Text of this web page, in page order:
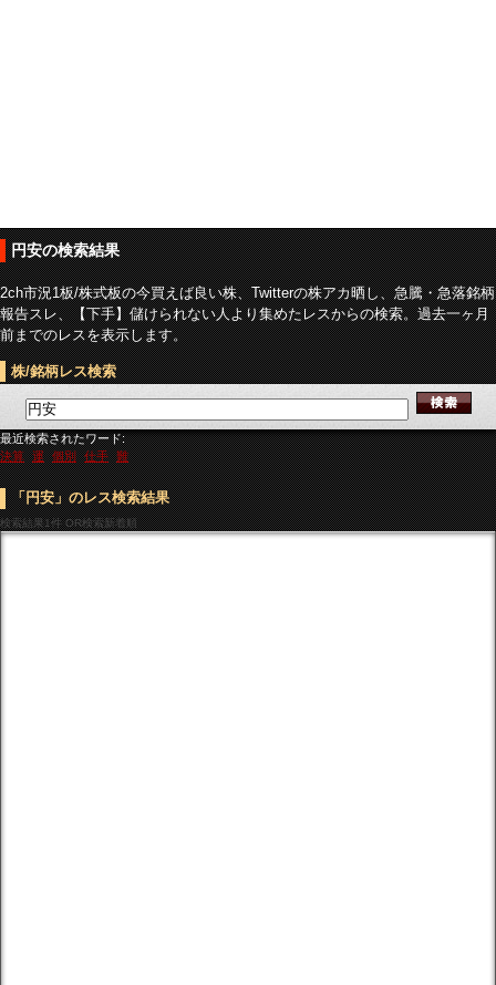
円安の検索結果
2ch市況1板/株式板の今買えば良い株、Twitterの株アカ晒し、急騰・急落銘柄
報告スレ、【下手】儲けられない人より集めたレスからの検索。過去一ヶ月
前までのレスを表示します。
株/銘柄レス検索
最近検索されたワード:
決算 運 個別 仕手 難
「円安」のレス検索結果
検索結果1件 OR検索新着順